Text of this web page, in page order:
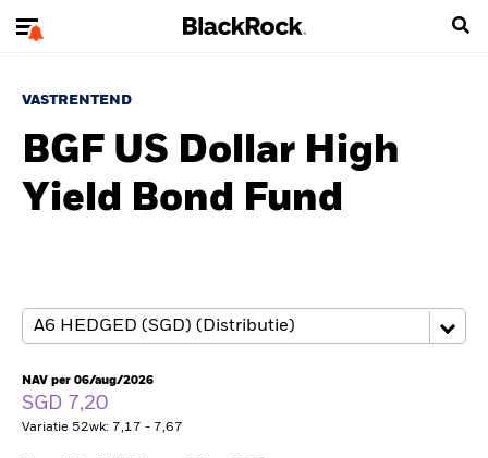
VASTRENTEND
BGF US Dollar High
Yield Bond Fund
NAV per 06/aug/2026
SGD 7,20
Variatie 52wk: 7,17 - 7,67